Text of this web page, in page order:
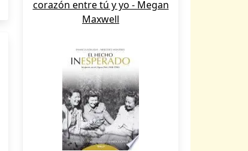
corazón entre tú y yo - Megan
Maxwell